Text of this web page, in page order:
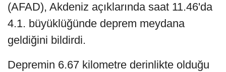
(AFAD), Akdeniz açıklarında saat 11.46'da
4.1. büyüklüğünde deprem meydana
geldiğini bildirdi.
Depremin 6.67 kilometre derinlikte olduğu